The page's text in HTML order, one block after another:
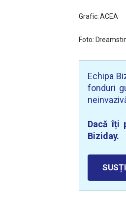
Grafic: ACEA
Foto:
Echipa
fonduri
Dacă îți
Biziday.